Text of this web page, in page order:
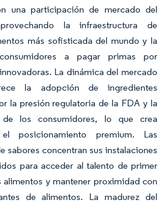
una participación de mercado del
la infraestructura de
más sofisticada del mundo y la
a pagar primas por
La dinámica del mercado
la adopción de ingredientes
la presión regulatoria de la FDA y la
los consumidores, lo que crea
posicionamiento premium. Las
sabores concentran sus instalaciones
para acceder al talento de primer
alimentos y mantener proximidad con
de alimentos. La madurez del